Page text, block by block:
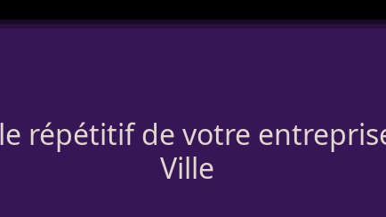
répétitif de votre
Ville